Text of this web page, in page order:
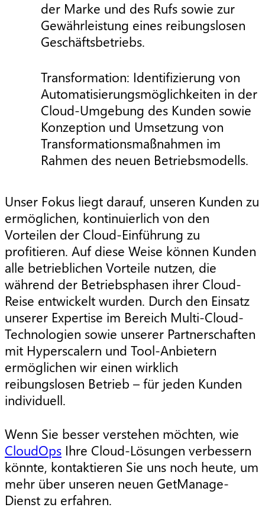
der Marke und des Rufs sowie zur
Gewährleistung eines reibungslosen
Geschäftsbetriebs.
Transformation: Identifizierung von
Automatisierungsmöglichkeiten in der
Cloud-Umgebung des Kunden sowie
Konzeption und Umsetzung von
Transformationsmaßnahmen im
Rahmen des neuen Betriebsmodells.
Unser Fokus liegt darauf, unseren Kunden zu
ermöglichen, kontinuierlich von den
Vorteilen der Cloud-Einführung zu
profitieren. Auf diese Weise können Kunden
alle betrieblichen Vorteile nutzen, die
während der Betriebsphasen ihrer Cloud-
Reise entwickelt wurden. Durch den Einsatz
unserer Expertise im Bereich Multi-Cloud-
Technologien sowie unserer Partnerschaften
mit Hyperscalern und Tool-Anbietern
ermöglichen wir einen wirklich
reibungslosen Betrieb – für jeden Kunden
individuell.
Wenn Sie besser verstehen möchten, wie
CloudOps Ihre Cloud-Lösungen verbessern
könnte, kontaktieren Sie uns noch heute, um
mehr über unseren neuen GetManage-
Dienst zu erfahren.